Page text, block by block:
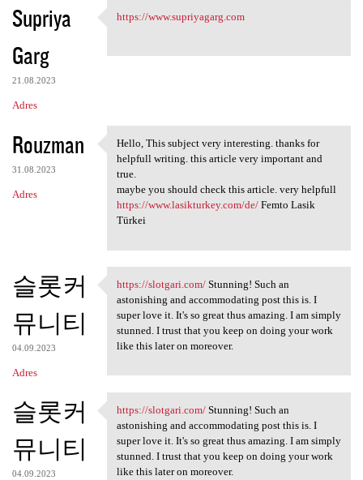
Supriya
Garg
21.08.2023
Adres
https://www.supriyagarg.com
https://www.supriyagarg.com
Rouzman
31.08.2023
Adres
Hello, This subject very
Hello, This subject very interesting. thanks for
helpfull writing. this article very important and
true.
maybe you should check this article. very helpfull
https://www.lasikturkey.com/de/Femto Lasik
Türkei
슬롯커
뮤니티
04.09.2023
Adres
https://slotgari.com/
https://slotgari.com/Stunning! Such an
astonishing and accommodating post this is. I
super love it. It's so great thus amazing. I am simply
stunned. I trust that you keep on doing your work
like this later on moreover.
슬롯커
뮤니티
04.09.2023
https://slotgari.com/
https://slotgari.com/Stunning! Such an
astonishing and accommodating post this is. I
super love it. It's so great thus amazing. I am simply
stunned. I trust that you keep on doing your work
like this later on moreover.